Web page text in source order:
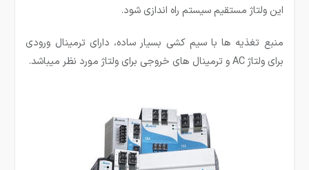
این ولتاژ مستقیم سیستم راه اندازی شود.
منبع تغذیه ها با سیم کشی بسیار ساده، دارای ترمینال ورودی
برای ولتاژ AC و ترمینال های خروجی برای ولتاژ مورد نظر می­باشد.